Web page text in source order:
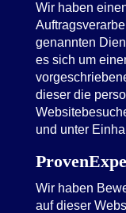
Wir haben
genannten
es sich um
dieser die
und unter
Wir haben
auf dieser